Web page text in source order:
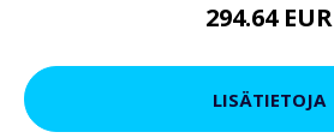
294.64 EUR
LISÄTIETOJA